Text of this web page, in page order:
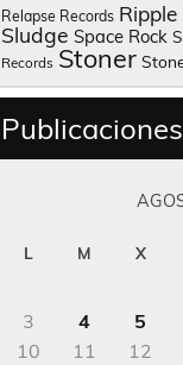
Relapse Records
Sludge Space Rock
Records Stoner
L M X
3
4 5
10
11 12